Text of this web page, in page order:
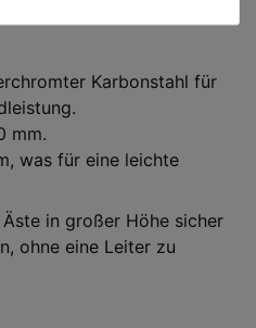
Karbonstahl für
mm.
was für eine leichte
in großer Höhe sicher
ohne eine Leiter zu